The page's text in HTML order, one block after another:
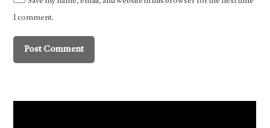
I comment.